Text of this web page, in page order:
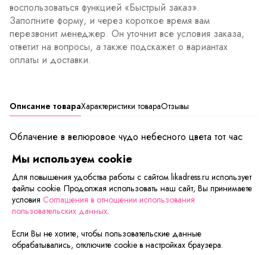
воспользоваться функцией «Быстрый заказ».
Заполните форму, и через короткое время вам
перезвонит менеджер. Он уточнит все условия заказа,
ответит на вопросы, а также подскажет о вариантах
оплаты и доставки.
Описание товараХарактеристики товараОтзывы
Облачение в велюровое чудо небесного цвета тот час
избавит от усталости. А для поднятия настроения на
внутренней поверхности капюшона, карманов и манжет
предусмотрен забавный черно-белый принт «зебра».
Сейчас на сайте смотрят
Мы используем cookie
Для повышения удобства работы с сайтом likadress.ru использует
файлы cookie. Продолжая использовать наш сайт, Вы принимаете
условия Соглашения в отношении использования
пользовательских данных.
Если Вы не хотите, чтобы пользовательские данные
обрабатывались, отключите cookie в настройках браузера.